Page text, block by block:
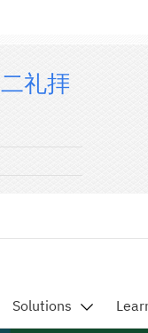
礼拝